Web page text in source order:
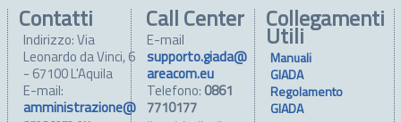
Contatti
Indirizzo: Via
Leonardo da Vinci, 6
- 67100 L'Aquila
E-mail:
amministrazione@
Collegamenti
Utili
Manuali
GIADA
Regolamento
GIADA
Call Center
E-mail
supporto.giada@
areacom.eu
Telefono: 0861
7710177